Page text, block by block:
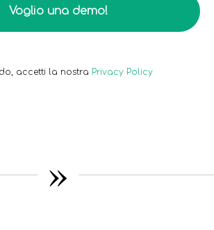
Voglio una demo!
accetti la nostra Privacy Policy
»